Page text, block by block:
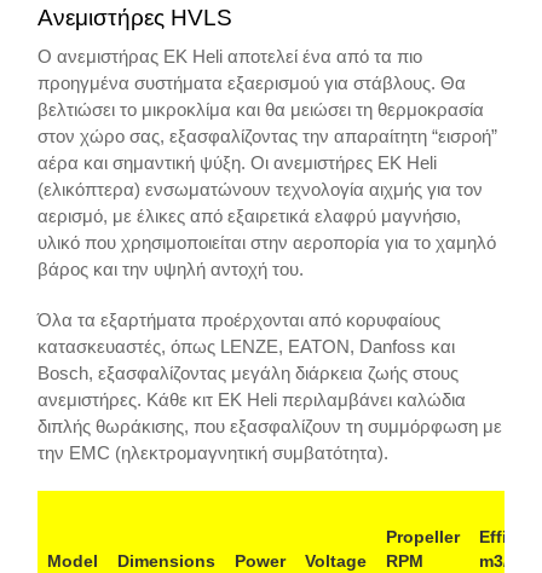
Ανεμιστήρες HVLS
Ο ανεμιστήρας EK Heli αποτελεί ένα από τα πιο
προηγμένα συστήματα εξαερισμού για στάβλους. Θα
βελτιώσει το μικροκλίμα και θα μειώσει τη θερμοκρασία
στον χώρο σας, εξασφαλίζοντας την απαραίτητη “εισροή”
αέρα και σημαντική ψύξη. Οι ανεμιστήρες EK Heli
(ελικόπτερα) ενσωματώνουν τεχνολογία αιχμής για τον
αερισμό, με έλικες από εξαιρετικά ελαφρύ μαγνήσιο,
υλικό που χρησιμοποιείται στην αεροπορία για το χαμηλό
βάρος και την υψηλή αντοχή του.
Όλα τα εξαρτήματα προέρχονται από κορυφαίους
κατασκευαστές, όπως LENZE, EATON, Danfoss και
Bosch, εξασφαλίζοντας μεγάλη διάρκεια ζωής στους
ανεμιστήρες. Κάθε κιτ EK Heli περιλαμβάνει καλώδια
διπλής θωράκισης, που εξασφαλίζουν τη συμμόρφωση με
την EMC (ηλεκτρομαγνητική συμβατότητα).
Model Dimensions Power Voltage
Propeller
RPM
m3/h